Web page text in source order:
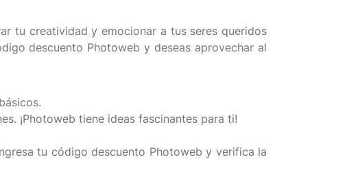
tu creatividad y emocionar a tus seres queridos
descuento Photoweb y deseas aprovechar al
¡Photoweb tiene ideas fascinantes para ti!
tu código descuento Photoweb y verifica la